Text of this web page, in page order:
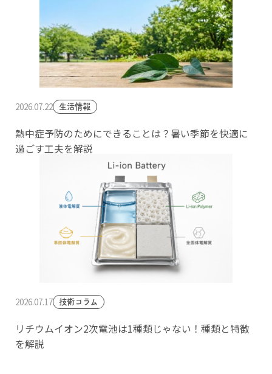
2026.07.22 生活情報
熱中症予防のためにできることは？暑い季節を快適に
過ごす工夫を解説
2026.07.17 技術コラム
リチウムイオン2次電池は1種類じゃない！種類と特徴
を解説